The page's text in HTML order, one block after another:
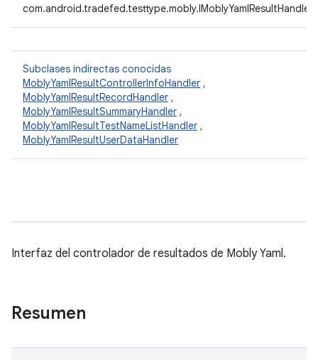
com.android.tradefed.testtype.mobly.IMoblyYamlResultHandler
Subclases indirectas conocidas
MoblyYamlResultControllerInfoHandler ,
MoblyYamlResultRecordHandler ,
MoblyYamlResultSummaryHandler ,
MoblyYamlResultTestNameListHandler ,
MoblyYamlResultUserDataHandler
Interfaz del controlador de resultados de Mobly Yaml.
Resumen